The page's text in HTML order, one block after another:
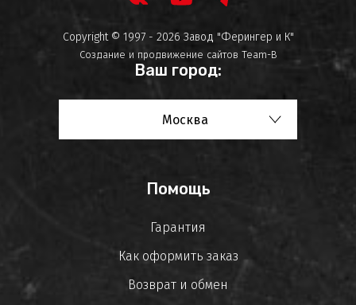
Copyright © 1997 - 2026 Завод "Ферингер и К"
Создание и продвижение сайтов Team-B
Ваш город:
Москва
Помощь
Гарантия
Как оформить заказ
Возврат и обмен